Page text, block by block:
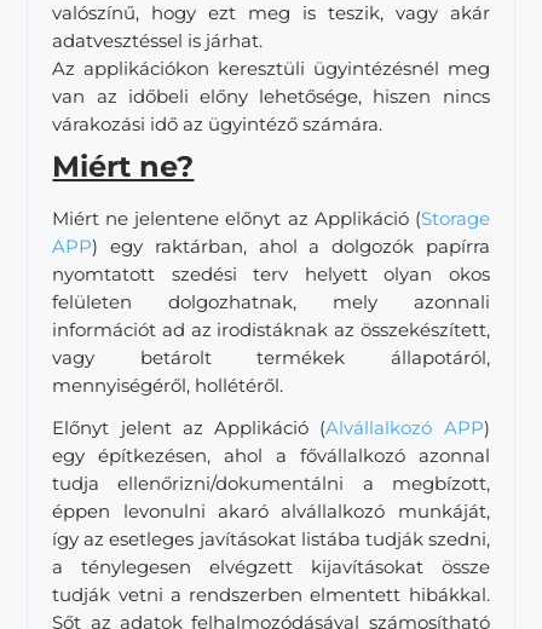
valószínű, hogy ezt meg is teszik, vagy akár
adatvesztéssel is járhat.
Az applikációkon keresztüli ügyintézésnél meg
van az időbeli előny lehetősége, hiszen nincs
várakozási idő az ügyintéző számára.
Miért ne?
Miért ne jelentene előnyt az Applikáció (Storage
APP) egy raktárban, ahol a dolgozók papírra
nyomtatott szedési terv helyett olyan okos
felületen dolgozhatnak, mely azonnali
információt ad az irodistáknak az összekészített,
vagy betárolt termékek állapotáról,
mennyiségéről, hollétéről.
Előnyt jelent az Applikáció (Alvállalkozó APP)
egy építkezésen, ahol a fővállalkozó azonnal
tudja ellenőrizni/dokumentálni a megbízott,
éppen levonulni akaró alvállalkozó munkáját,
így az esetleges javításokat listába tudják szedni,
a ténylegesen elvégzett kijavításokat össze
tudják vetni a rendszerben elmentett hibákkal.
Sőt az adatok felhalmozódásával számosítható